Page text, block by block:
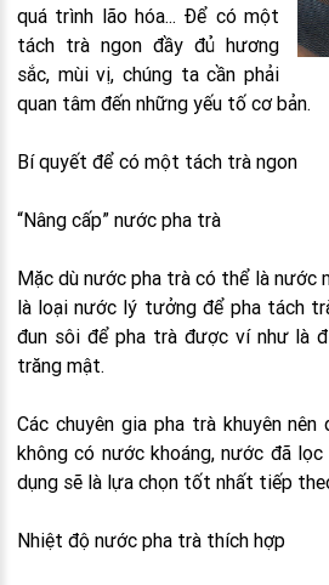
quá trình lão hóa... Để có một
tách trà ngon đầy đủ hương
sắc, mùi vị, chúng ta cần phải
quan tâm đến những yếu tố cơ bản.
Bí quyết để có một tách trà ngon
“Nâng cấp” nước pha trà
Mặc dù nước pha trà có thể là nước
là loại nước lý tưởng để pha tách
đun sôi để pha trà được ví như là
trăng mật.
Các chuyên gia pha trà khuyên nên
không có nước khoáng, nước đã
dụng sẽ là lựa chọn tốt nhất tiếp
Nhiệt độ nước pha trà thích hợp